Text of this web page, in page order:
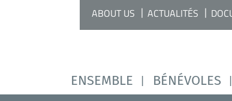
ENSEMBLE BÉNÉVOLES
ABOUT US ACTUALITÉS